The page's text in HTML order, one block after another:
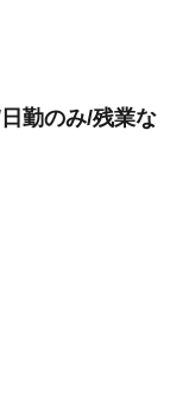
勤のみ/残業な